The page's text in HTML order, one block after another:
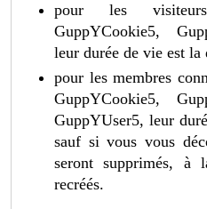
pour les
GuppYCookie5,
leur durée de vie est la
pour les membres
GuppYCookie5,
GuppYUser5, leur
sauf si vous vous
seront supprimés, à
recréés.